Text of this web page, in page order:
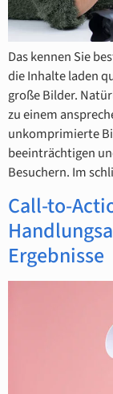
Das kennen Sie
die Inhalte laden
große Bilder.
zu einem
unkomprimierte
beeinträchtigen
Besuchern. Im
Call-to-
Ergebnisse